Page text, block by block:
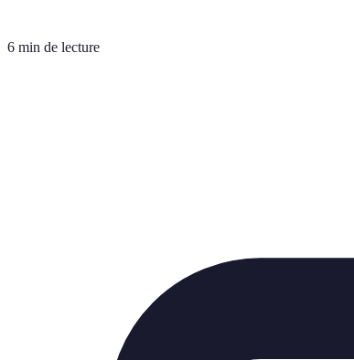
6 min de lecture